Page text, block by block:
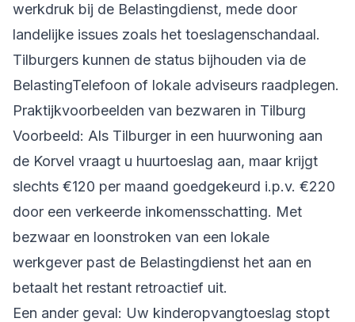
werkdruk bij de Belastingdienst, mede door
landelijke issues zoals het toeslagenschandaal.
Tilburgers kunnen de status bijhouden via de
BelastingTelefoon of lokale adviseurs raadplegen.
Praktijkvoorbeelden van bezwaren in Tilburg
Voorbeeld: Als Tilburger in een huurwoning aan
de Korvel vraagt u huurtoeslag aan, maar krijgt
slechts €120 per maand goedgekeurd i.p.v. €220
door een verkeerde inkomensschatting. Met
bezwaar en loonstroken van een lokale
werkgever past de Belastingdienst het aan en
betaalt het restant retroactief uit.
Een ander geval: Uw kinderopvangtoeslag stopt